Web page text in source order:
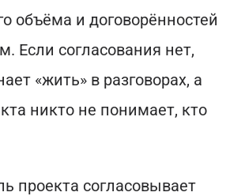
объёма и договорённостей
Если согласования нет,
«жить» в разговорах, а
никто не понимает, кто
проекта согласовывает